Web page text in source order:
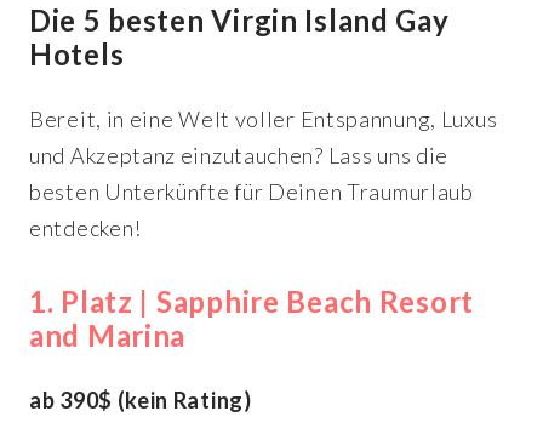
Die 5 besten Virgin Island Gay
Hotels
Bereit, in eine Welt voller Entspannung, Luxus
und Akzeptanz einzutauchen? Lass uns die
besten Unterkünfte für Deinen Traumurlaub
entdecken!
1. Platz | Sapphire Beach Resort
and Marina
ab 390$ (kein Rating)